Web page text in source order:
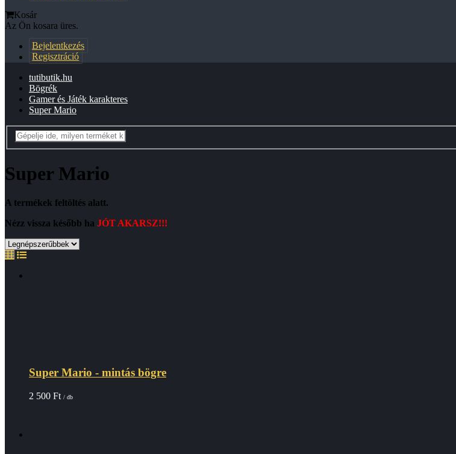
Kosár
Az Ön kosara üres.
Bejelentkezés
Regisztráció
tutibutik.hu
Bögrék
Gamer és Játék karakteres
Super Mario
Super Mario
A termékek feltöltés alatt.
Nézz vissza később ha JÓT AKARSZ!!!
Super Mario - mintás bögre
2 500 Ft / db